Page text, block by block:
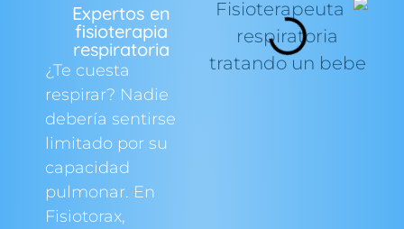
Expertos en
fisioterapia
respiratoria
¿Te cuesta
respirar? Nadie
debería sentirse
limitado por su
capacidad
pulmonar. En
Fisiotorax,